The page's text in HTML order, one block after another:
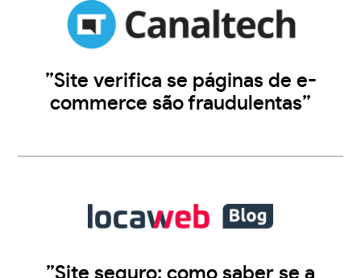
”Site verifica se páginas de e-
commerce são fraudulentas”
”Site seguro: como saber se a